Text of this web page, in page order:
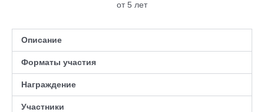
от 5 лет
Описание
Форматы участия
Награждение
Участники